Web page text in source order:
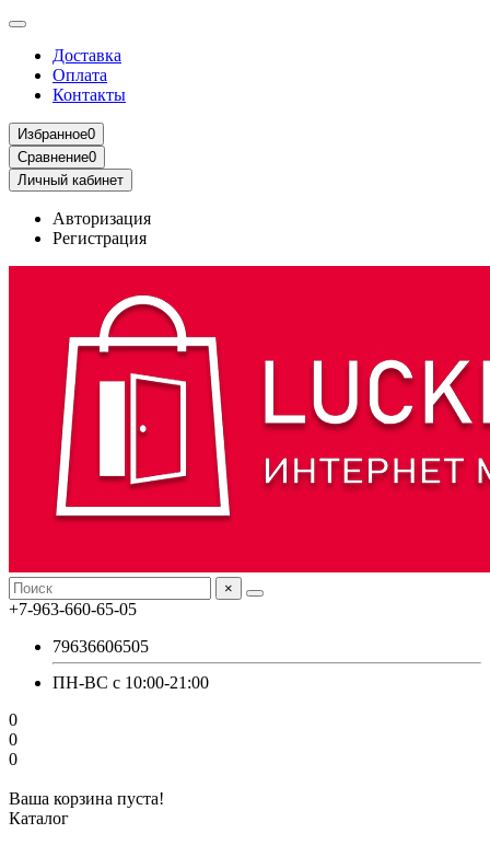
Доставка
Оплата
Контакты
Избранное0
Сравнение0
Личный кабинет
Авторизация
Регистрация
×
+7-963-660-65-05
79636606505
ПН-ВС с 10:00-21:00
0
0
0
Ваша корзина пуста!
Каталог